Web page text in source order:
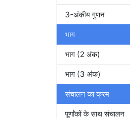
3-अंकीय गुणन
भाग
भाग (2 अंक)
भाग (3 अंक)
संचालन का क्रम
पूर्णांकों के साथ संचालन